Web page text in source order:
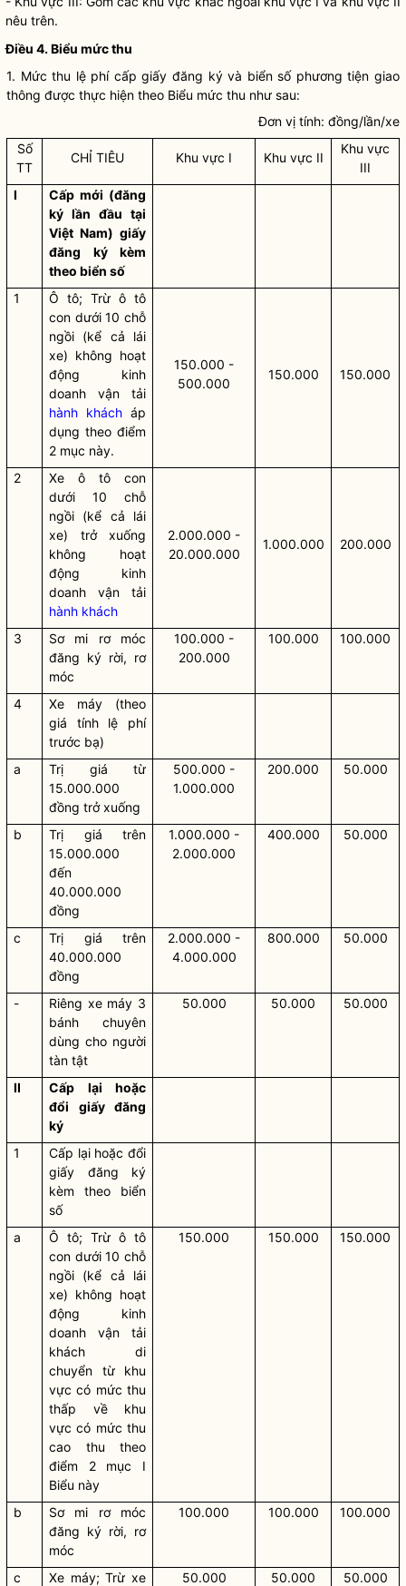
nêu trên.
Điều 4. Biểu mức thu
1. Mức thu lệ phí cấp giấy đăng ký và biển số phương tiện giao
thông được thực hiện theo Biểu mức thu như sau:
Đơn vị tính: đồng/lần/xe
Số
TT
CHỈ TIÊU Khu vực I Khu vực II
Khu vực
III
I
Cấp mới (đăng
ký lần đầu tại
Việt Nam) giấy
đăng ký kèm
theo biển số
1
Ô tô; Trừ ô tô
con dưới 10 chỗ
ngồi (kể cả lái
xe) không hoạt
động kinh
doanh vận tải
hành khách áp
dụng theo điểm
2 mục này.
150.000 -
500.000
150.000 150.000
2
Xe ô tô con
dưới 10 chỗ
ngồi (kể cả lái
xe) trở xuống
không hoạt
động kinh
doanh vận tải
hành khách
2.000.000 -
20.000.000
1.000.000 200.000
3
Sơ mi rơ móc
đăng ký rời, rơ
móc
100.000 -
200.000
100.000 100.000
4
Xe máy (theo
giá tính lệ phí
trước bạ)
a
Trị giá từ
15.000.000
đồng trở xuống
500.000 -
1.000.000
200.000 50.000
b
Trị giá trên
15.000.000
đến
40.000.000
đồng
1.000.000 -
2.000.000
400.000 50.000
c
Trị giá trên
40.000.000
đồng
2.000.000 -
4.000.000
800.000 50.000
-
Riêng xe máy 3
bánh chuyên
dùng cho người
tàn tật
50.000 50.000 50.000
II
Cấp lại hoặc
đổi giấy đăng
ký
1
Cấp lại hoặc đổi
giấy đăng ký
kèm theo biển
số
a
Ô tô; Trừ ô tô
con dưới 10 chỗ
ngồi (kể cả lái
xe) không hoạt
động kinh
doanh vận tải
khách di
chuyển từ khu
vực có mức thu
thấp về khu
vực có mức thu
cao thu theo
điểm 2 mục I
Biểu này
150.000 150.000 150.000
b
Sơ mi rơ móc
đăng ký rời, rơ
móc
100.000 100.000 100.000
c
Xe máy; Trừ xe
50.000 50.000 50.000